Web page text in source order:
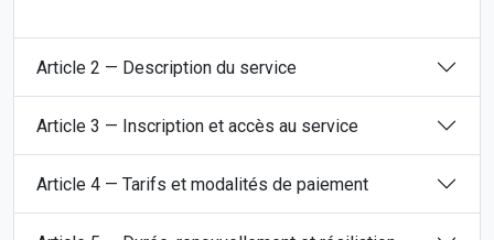
Article 2 — Description du service
Article 3 — Inscription et accès au service
Article 4 — Tarifs et modalités de paiement